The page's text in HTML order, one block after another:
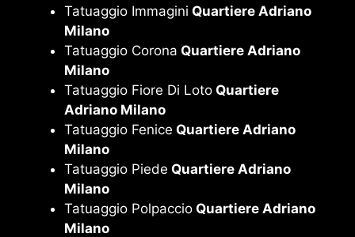
Tatuaggio Immagini Quartiere Adriano
Milano
Tatuaggio Corona Quartiere Adriano
Milano
Tatuaggio Fiore Di Loto Quartiere
Adriano Milano
Tatuaggio Fenice Quartiere Adriano
Milano
Tatuaggio Piede Quartiere Adriano
Milano
Tatuaggio Polpaccio Quartiere Adriano
Milano